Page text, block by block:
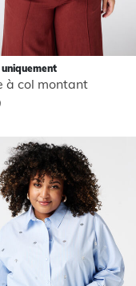
uniquement
à col montant